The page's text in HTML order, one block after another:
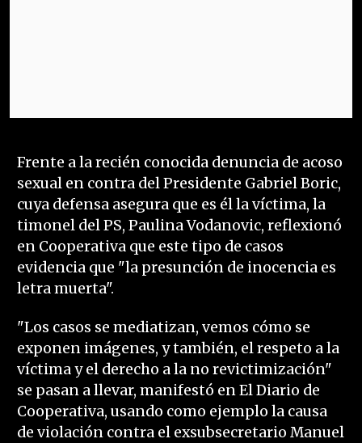
Frente a la recién conocida denuncia de acoso
sexual en contra del Presidente Gabriel Boric,
cuya defensa asegura que es él la víctima, la
timonel del PS, Paulina Vodanovic, reflexionó
en Cooperativa que este tipo de casos
evidencia que "la presunción de inocencia es
letra muerta".
"Los casos se mediatizan, vemos cómo se
exponen imágenes, y también, el respeto a la
víctima y el derecho a la no revictimización"
se pasan a llevar, manifestó en El Diario de
Cooperativa, usando como ejemplo la causa
de violación contra el exsubsecretario Manuel